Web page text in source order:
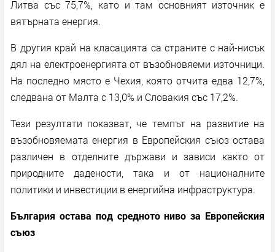
Литва със 75,7%, като и там основният източник е
вятърната енергия.
В другия край на класацията са страните с най-нисък
дял на електроенергията от възобновяеми източници.
На последно място е Чехия, която отчита едва 12,7%,
следвана от Малта с 13,0% и Словакия със 17,2%.
Тези резултати показват, че темпът на развитие на
възобновяемата енергия в Европейския съюз остава
различен в отделните държави и зависи както от
природните дадености, така и от националните
политики и инвестиции в енергийна инфраструктура.
България остава под средното ниво за Европейския
съюз